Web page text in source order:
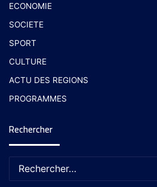
ECONOMIE
SOCIETE
SPORT
CULTURE
ACTU DES REGIONS
PROGRAMMES
Rechercher